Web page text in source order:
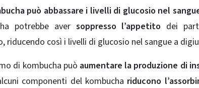
può abbassare i livelli di glucosio nel
potrebbe aversoppresso l’appetito dei
così i livelli di glucosio nel sangue a
di kombucha può aumentare la produzione di
componenti del kombucha riducono